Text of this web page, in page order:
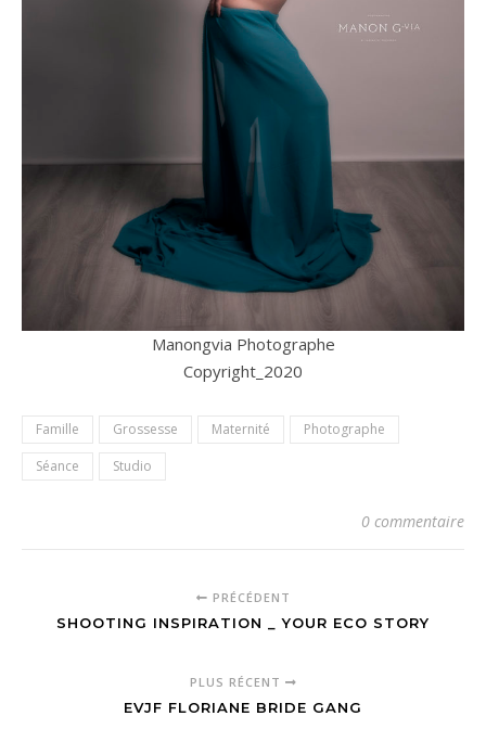
Manongvia Photographe
Copyright_2020
Famille Grossesse Maternité
Photographe
Séance
Studio
0 commentaire
PRÉCÉDENT
SHOOTING INSPIRATION _ YOUR ECO STORY
PLUS RÉCENT
EVJF FLORIANE BRIDE GANG